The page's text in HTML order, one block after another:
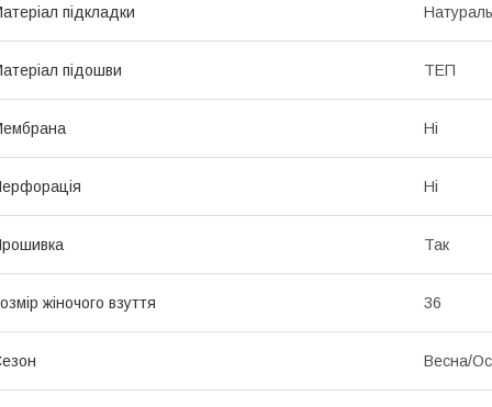
підкладки
підошви ТЕП
Ні
Ні
Так
жіночого взуття 36
Весна/